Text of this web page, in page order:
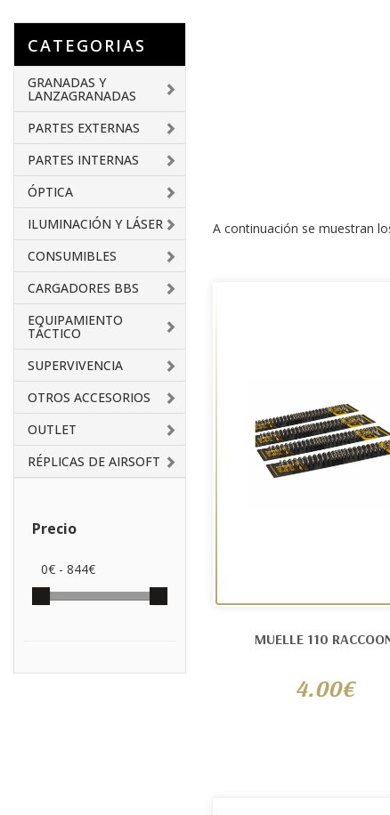
CATEGORIAS
GRANADAS Y
LANZAGRANADAS
PARTES EXTERNAS
PARTES INTERNAS
ÓPTICA
ILUMINACIÓN Y LÁSER
CONSUMIBLES
CARGADORES BBS
EQUIPAMIENTO
TÁCTICO
SUPERVIVENCIA
OTROS ACCESORIOS
OUTLET
RÉPLICAS DE AIRSOFT
Precio
0€ - 844€
A continuación se muestran
MUELLE 110
4.00€